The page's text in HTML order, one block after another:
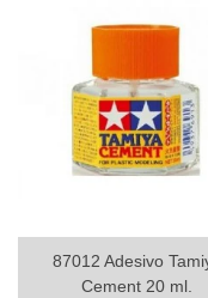
87012 Adesivo
Cement 20 ml.